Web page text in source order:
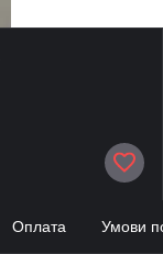
Оплата Умови